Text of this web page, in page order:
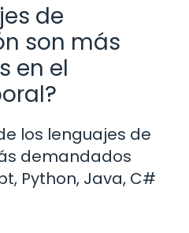
de
son más
en el
los lenguajes de
demandados
Python, Java, C#